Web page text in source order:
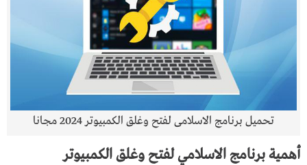
تحميل برنامج الاسلامى لفتح وغلق الكمبيوتر 2024 مجانا
أهمية برنامج الاسلامي لفتح وغلق الكمبيوتر